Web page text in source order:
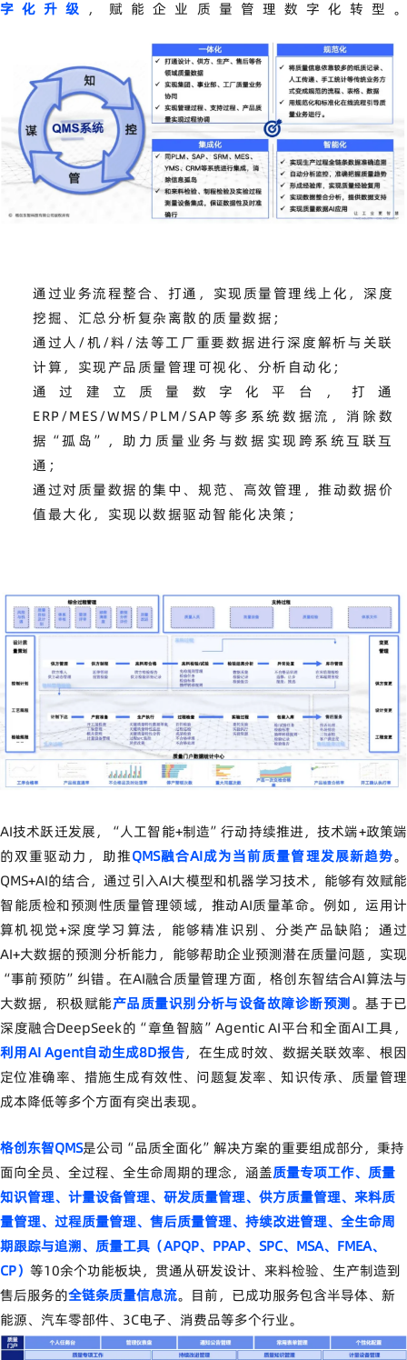
字化升级 ，赋能企业质量管理数字化转型。
通过业务流程整合、打通，实现质量管理线上化，深度
挖掘、汇总分析复杂离散的质量数据；
通过人/机/料/法等工厂重要数据进行深度解析与关联
计算，实现产品质量管理可视化、分析自动化；
通过建立质量数字化平台，打通
ERP/MES/WMS/PLM/SAP等多系统数据流，消除数
据“孤岛”，助力质量业务与数据实现跨系统互联互
通；
通过对质量数据的集中、规范、高效管理，推动数据价
值最大化，实现以数据驱动智能化决策；
AI技术跃迁发展，“人工智能+制造”行动持续推进，技术端+政策端
的双重驱动力，助推QMS融合AI成为当前质量管理发展新趋势。
QMS+AI的结合，通过引入AI大模型和机器学习技术，能够有效赋能
智能质检和预测性质量管理领域，推动AI质量革命。例如，运用计
算机视觉+深度学习算法，能够精准识别、分类产品缺陷；通过
AI+大数据的预测分析能力，能够帮助企业预测潜在质量问题，实现
“事前预防”纠错。在AI融合质量管理方面，格创东智结合AI算法与
大数据，积极赋能产品质量识别分析与设备故障诊断预测。基于已
深度融合DeepSeek的“章鱼智脑”Agentic AI平台和全面AI工具，
利用AI Agent自动生成8D报告，在生成时效、数据关联效率、根因
定位准确率、措施生成有效性、问题复发率、知识传承、质量管理
成本降低等多个方面有突出表现。
格创东智QMS是公司“品质全面化”解决方案的重要组成部分，秉持
面向全员、全过程、全生命周期的理念，涵盖质量专项工作、质量
知识管理、计量设备管理、研发质量管理、供方质量管理、来料质
量管理、过程质量管理、售后质量管理、持续改进管理、全生命周
期跟踪与追溯、质量工具（APQP、PPAP、SPC、MSA、FMEA、
CP） 等10余个功能板块，贯通从研发设计、来料检验、生产制造到
售后服务的全链条质量信息流。目前，已成功服务包含半导体、新
能源、汽车零部件、3C电子、消费品等多个行业。